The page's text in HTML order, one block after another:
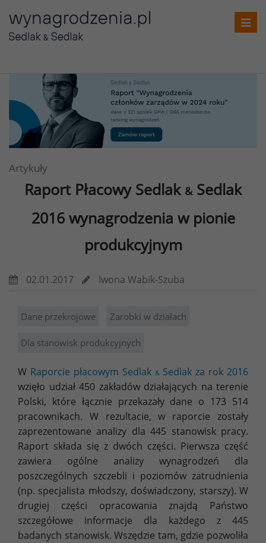
Artykuły
Raport Płacowy Sedlak &Sedlak
2016 wynagrodzenia w pionie
produkcyjnym
02.01.2017 Iwona Wabik-Szuba
Dane przekrojowe Zarobki w działach
Dla stanowisk produkcyjnych
W Raporcie płacowym Sedlak &Sedlak za rok 2016
wzięło udział 450 zakładów działających na terenie
Polski, które łącznie przekazały dane o 173 514
pracownikach. W rezultacie, w raporcie zostały
zaprezentowane analizy dla 445 stanowisk pracy.
Raport składa się z dwóch części. Pierwsza część
zawiera ogólne analizy wynagrodzeń dla
poszczególnych szczebli i poziomów zatrudnienia
(np. specjalista młodszy, doświadczony, starszy). W
drugiej części opracowania znajdą Państwo
szczegółowe informacje dla każdego z 445
badanych stanowisk. Wszędzie tam, gdzie pozwoliła